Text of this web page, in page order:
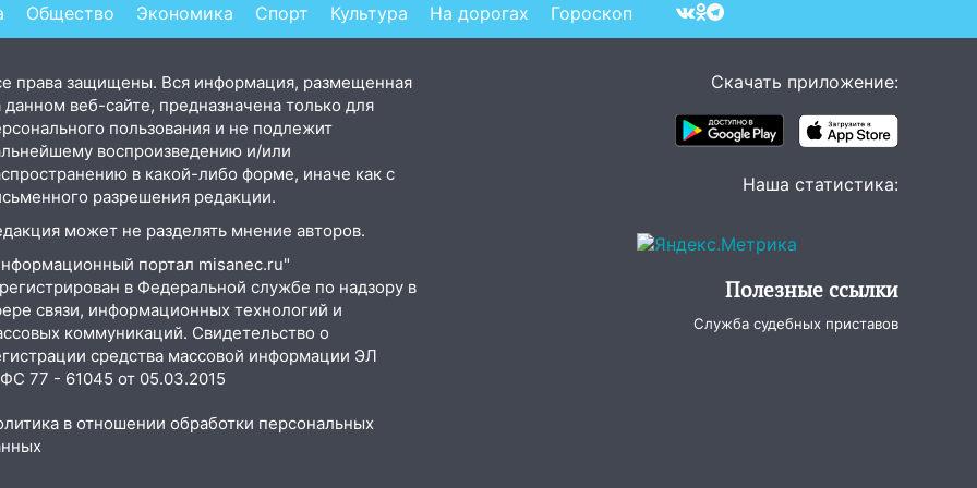
хлопок
Общество Экономика Спорт Культура На дорогах Гороскоп
права защищены. Вся информация, размещенная
данном веб-сайте, предназначена только для
пользования и не подлежит
воспроизведению и/или
в какой-либо форме, иначе как с
разрешения редакции.
может не разделять мнение авторов.
портал misanec.ru"
в Федеральной службе по надзору в
связи, информационных технологий и
коммуникаций. Свидетельство о
средства массовой информации ЭЛ
77 - 61045 от 05.03.2015
в отношении обработки персональных
Скачать приложение:
Наша статистика:
Полезные ссылки
Служба судебных приставов